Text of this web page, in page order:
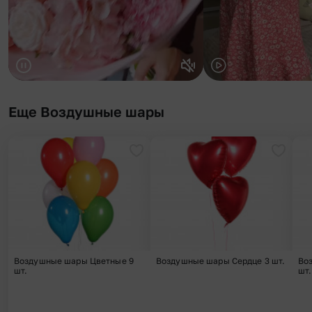
Еще Воздушные шары
Добавить в избранное
Воздушные шары Цветные 9
шт.
Воздушные шары Сердце 3 шт.
шт.